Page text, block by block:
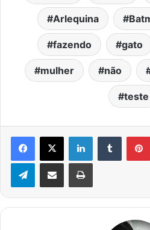
Arlequina
fazendo gato
mulher não
teste
Facebook
X LinkedinTumblr
TelegramCompartilhar via e-mail Imprimir